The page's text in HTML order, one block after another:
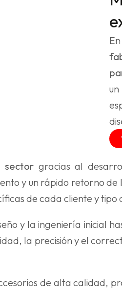
En
sector gracias al
y un rápido retorno de
de cada cliente y tipo
y la ingeniería inicial
la precisión y el
de alta calidad,